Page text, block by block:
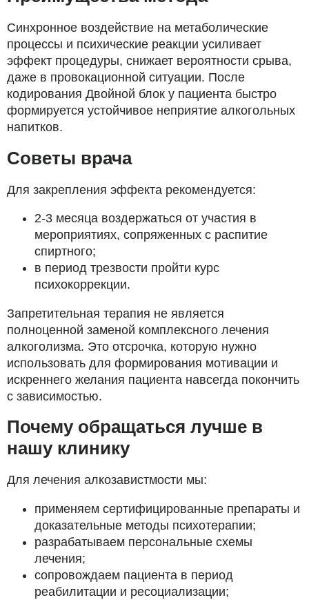
Синхронное воздействие на метаболические
процессы и психические реакции усиливает
эффект процедуры, снижает вероятности срыва,
даже в провокационной ситуации. После
кодирования Двойной блок у пациента быстро
формируется устойчивое неприятие алкогольных
напитков.
Советы врача
Для закрепления эффекта рекомендуется:
2-3 месяца воздержаться от участия в
мероприятиях, сопряженных с распитие
спиртного;
в период трезвости пройти курс
психокоррекции.
Запретительная терапия не является
полноценной заменой комплексного лечения
алкоголизма. Это отсрочка, которую нужно
использовать для формирования мотивации и
искреннего желания пациента навсегда покончить
с зависимостью.
Почему обращаться лучше в
нашу клинику
Для лечения алкозавистмости мы:
применяем сертифицированные препараты и
доказательные методы психотерапии;
разрабатываем персональные схемы
лечения;
сопровождаем пациента в период
реабилитации и ресоциализации;